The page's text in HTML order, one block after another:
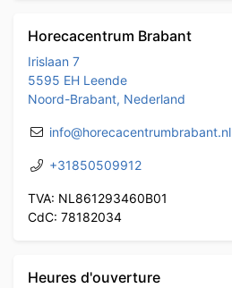
Horecacentrum Brabant
Irislaan 7
5595 EH Leende
Noord-Brabant, Nederland
info@horecacentrumbrabant.nl
+31850509912
TVA: NL861293460B01
CdC: 78182034
Heures d'ouverture